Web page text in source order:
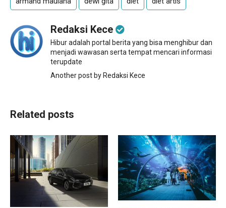
Redaksi Kece
Hibur adalah portal berita yang bisa menghibur dan
menjadi wawasan serta tempat mencari informasi
terupdate
Another post by Redaksi Kece
Related posts